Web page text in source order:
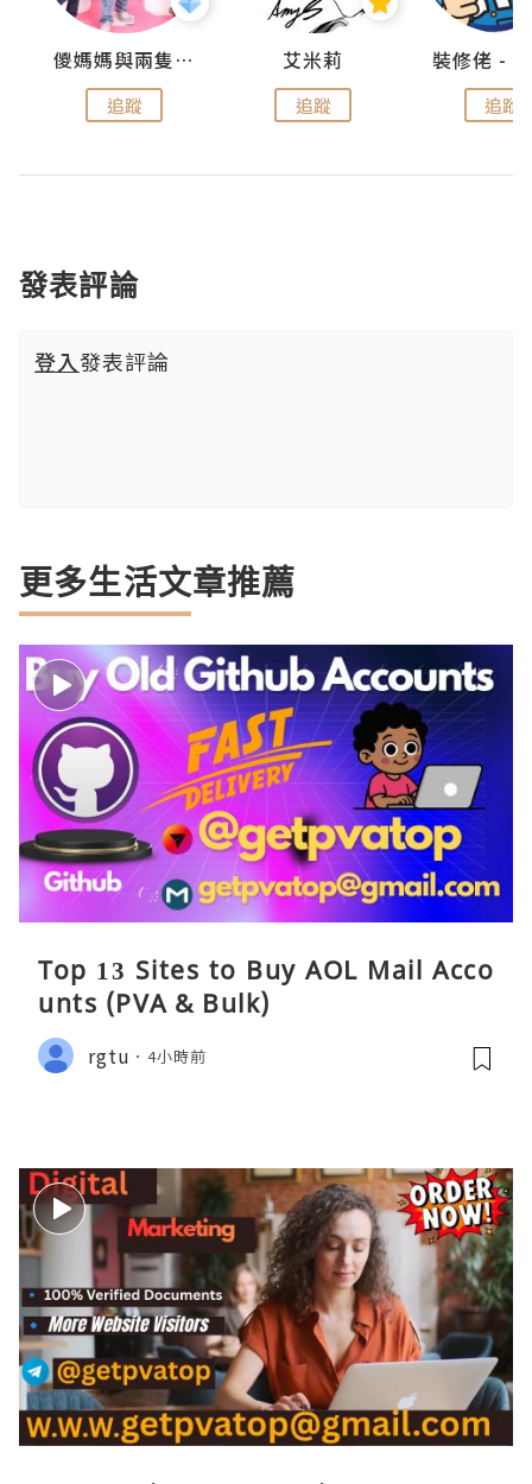
儍媽媽與兩隻小魔怪之家
追蹤
艾米莉
追蹤 追蹤
發表評論
登入發表評論
更多生活文章推薦
Top 13 Sites to Buy AOL Mail Acco
unts (PVA & Bulk)
rgtu 4小時前